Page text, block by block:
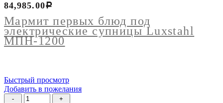
Мармит первых блюд под
электрические супницы Luxstahl
МПН-1200
84,985.00Р
Быстрый просмотр
Добавить в пожелания
Количество